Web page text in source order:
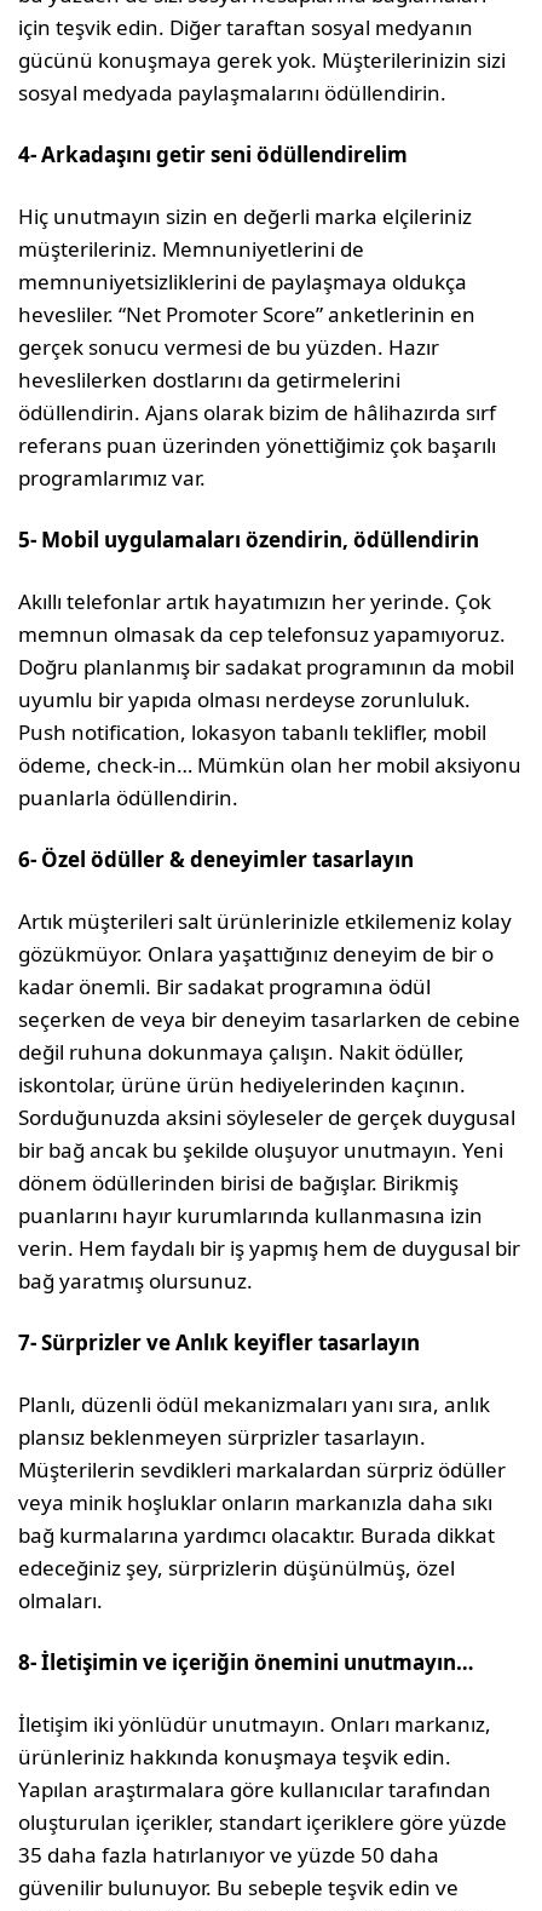
için teşvik edin. Diğer ta­raftan sosyal medyanın
gücünü konuşmaya gerek yok. Müşterilerinizin sizi
sosyal med­yada paylaşmalarını ödüllendirin.
4- Arkadaşını getir seni ödüllendirelim
Hiç unutmayın sizin en değerli marka el­çileriniz
müşterileriniz. Memnuniyetlerini de
memnuniyetsizliklerini de paylaşmaya oldukça
hevesliler. “Net Promoter Score” anketlerinin en
gerçek sonucu vermesi de bu yüzden. Hazır
heveslilerken dostlarını da getirmelerini
ödüllendirin. Ajans olarak bizim de hâlihazırda sırf
referans puan üze­rinden yönettiğimiz çok başarılı
program­larımız var.
5- Mobil uygulamaları özendirin, ödüllendirin
Akıllı telefonlar artık hayatımızın her ye­rinde. Çok
memnun olmasak da cep tele­fonsuz yapamıyoruz.
Doğru planlanmış bir sadakat programının da mobil
uyumlu bir yapıda olması nerdeyse zorunluluk.
Push notification, lokasyon tabanlı teklifler, mo­bil
ödeme, check-in… Mümkün olan her mobil aksiyonu
puanlarla ödüllendirin.
6- Özel ödüller & deneyimler tasarlayın
Artık müşterileri salt ürünlerinizle etkile­meniz kolay
gözükmüyor. Onlara yaşattı­ğınız deneyim de bir o
kadar önemli. Bir sadakat programına ödül
seçerken de veya bir deneyim tasarlarken de cebine
değil ruhuna dokunmaya çalışın. Nakit ödüller,
iskontolar, ürüne ürün hediyelerinden ka­çının.
Sorduğunuzda aksini söyleseler de gerçek duygusal
bir bağ ancak bu şekilde oluşuyor unutmayın. Yeni
dönem ödülle­rinden birisi de bağışlar. Birikmiş
puanla­rını hayır kurumlarında kullanmasına izin
verin. Hem faydalı bir iş yapmış hem de duygusal bir
bağ yaratmış olursunuz.
7- Sürprizler ve Anlık keyifler tasarlayın
Planlı, düzenli ödül mekanizmaları yanı sıra, anlık
plansız beklenmeyen sürprizler tasarlayın.
Müşterilerin sevdikleri marka­lardan sürpriz ödüller
veya minik hoşluklar onların markanızla daha sıkı
bağ kurmala­rına yardımcı olacaktır. Burada dikkat
ede­ceğiniz şey, sürprizlerin düşünülmüş, özel
olmaları.
8- İletişimin ve içeriğin önemini unutmayın…
İletişim iki yönlüdür unutmayın. Onları markanız,
ürünleriniz hakkında konuşma­ya teşvik edin.
Yapılan araştırmalara göre kullanıcılar tarafından
oluşturulan içe­rikler, standart içeriklere göre yüzde
35 daha fazla hatırlanıyor ve yüzde 50 daha
güvenilir bulunuyor. Bu sebeple teşvik edin ve